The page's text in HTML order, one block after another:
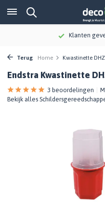
Klanten
Terug Home Kwastinette DHZ
Endstra Kwastinette
3 beoordelingen
Bekijk alles